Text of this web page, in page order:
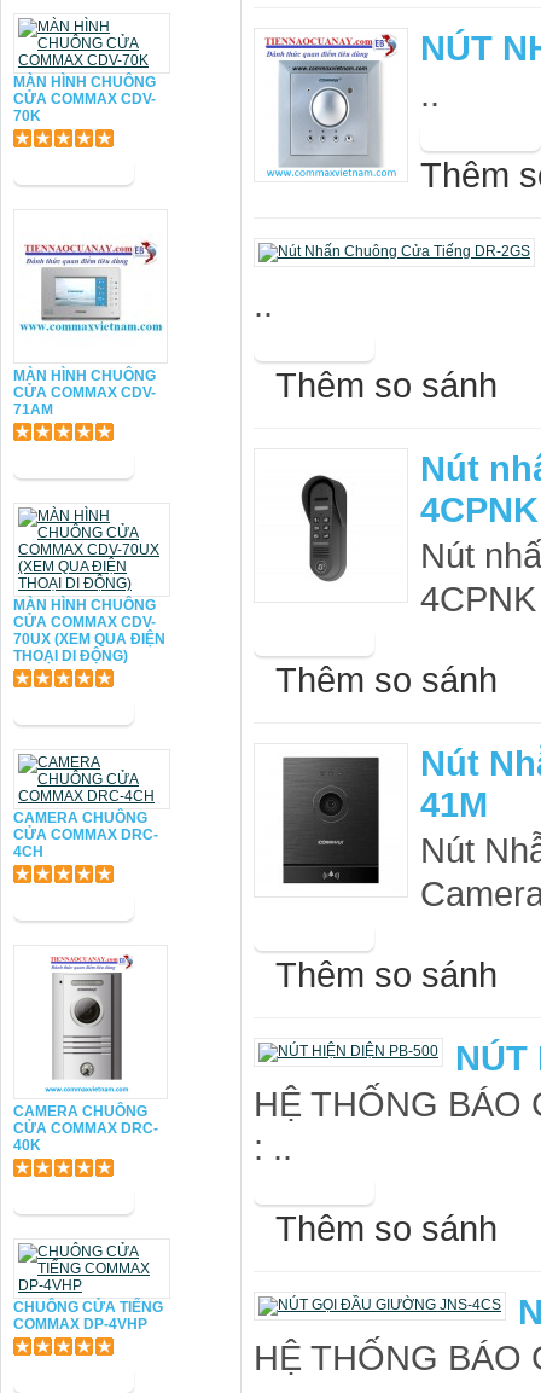
MÀN HÌNH CHUÔNG
CỬA COMMAX CDV-
70K
MÀN HÌNH CHUÔNG
CỬA COMMAX CDV-
71AM
MÀN HÌNH CHUÔNG
CỬA COMMAX CDV-
70UX (XEM QUA ĐIỆN
THOẠI DI ĐỘNG)
CAMERA CHUÔNG
CỬA COMMAX DRC-
4CH
CAMERA CHUÔNG
CỬA COMMAX DRC-
40K
CHUÔNG CỬA TIẾNG
COMMAX DP-4VHP
NÚT
..
Thêm
..
Thêm so sánh
Nút
4CPNK
Nút
Thêm so sánh
Nút
41M
Nút
Thêm so sánh
NÚT
HỆ THỐNG BÁO
: ..
Thêm so sánh
HỆ THỐNG